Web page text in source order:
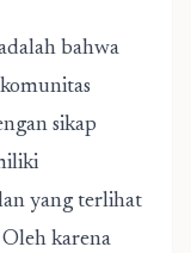
bahwa
sikap
yang terlihat
karena